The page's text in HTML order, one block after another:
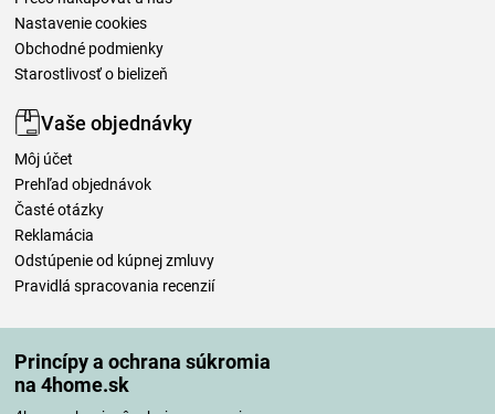
Princípy a ochrana súkromia
na 4home.sk
Nastavenie cookies
Obchodné podmienky
Starostlivosť o bielizeň
Vaše objednávky
Môj účet
Prehľad objednávok
Časté otázky
Reklamácia
Odstúpenie od kúpnej zmluvy
Pravidlá spracovania recenzií